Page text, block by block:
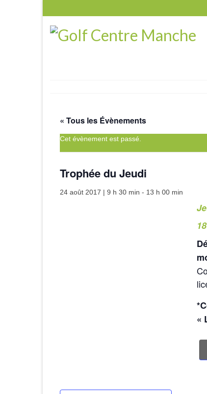
« Tous les Évènements
Cet évènement est passé.
Trophée du Jeudi
24 août 2017 | 9 h 30 min - 13 h 00 min
«